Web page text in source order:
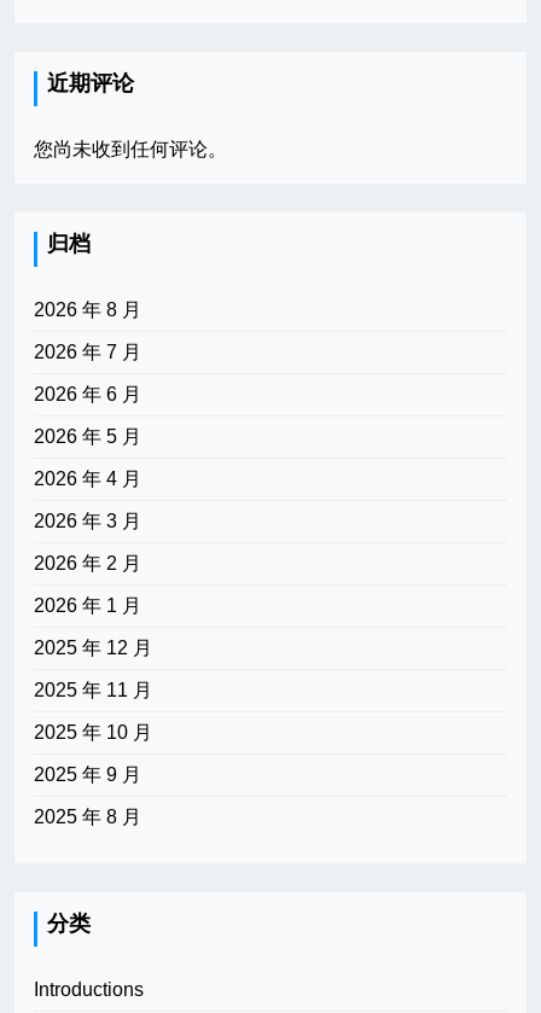
近期评论
您尚未收到任何评论。
归档
2026 年 8 月
2026 年 7 月
2026 年 6 月
2026 年 5 月
2026 年 4 月
2026 年 3 月
2026 年 2 月
2026 年 1 月
2025 年 12 月
2025 年 11 月
2025 年 10 月
2025 年 9 月
2025 年 8 月
分类
Introductions